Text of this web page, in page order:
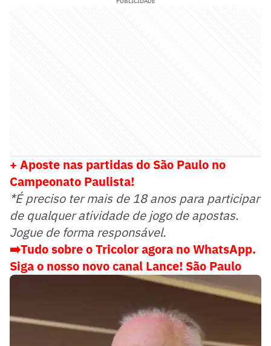
+ Aposte nas partidas do São Paulo no
Campeonato Paulista!
*É preciso ter mais de 18 anos para participar
de qualquer atividade de jogo de apostas.
Jogue de forma responsável.
➡️Tudo sobre o Tricolor agora no WhatsApp.
Siga o nosso novo canal Lance! São Paulo